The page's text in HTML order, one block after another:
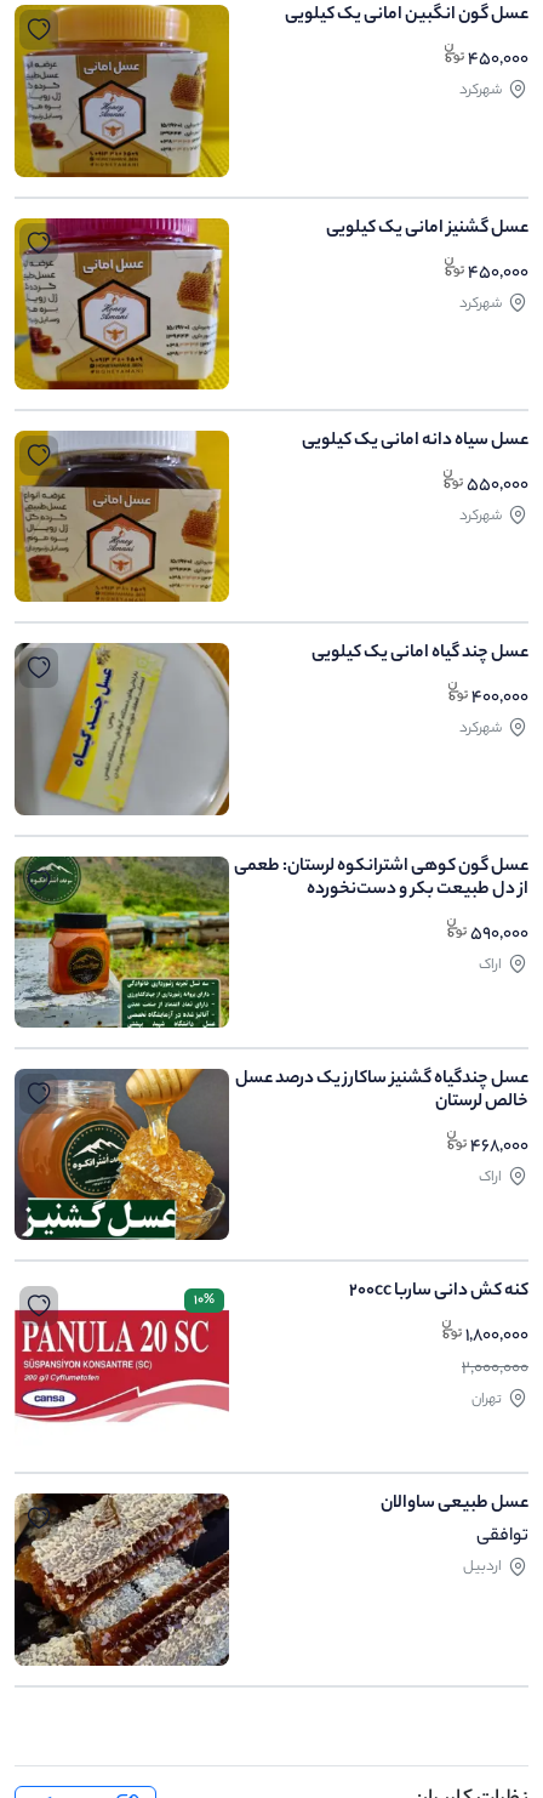
عسل گون انگبین امانی یک کیلویی
450,000
شهرکرد
عسل گشنیز امانی یک کیلویی
450,000
شهرکرد
عسل سیاه دانه امانی یک کیلویی
550,000
شهرکرد
عسل چند گیاه امانی یک کیلویی
400,000
شهرکرد
عسل گون کوهی اشترانکوه لرستان: طعمی
از دل طبیعت بکر و دست‌نخورده
590,000
اراک
عسل چندگیاه گشنیز ساکارز یک درصد عسل
خالص لرستان
468,000
اراک
کنه کش دانی ساربا 200cc
1,800,000
2,000,000
تهران
10%
عسل طبیعی ساوالان
توافقی
اردبیل